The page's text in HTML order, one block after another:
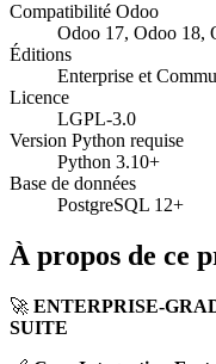
Compatibilité Odoo
Odoo 17, Odoo 18,
Éditions
Enterprise et
Licence
LGPL-3.0
Version Python requise
Python 3.10+
Base de données
PostgreSQL 12+
À propos de ce
🚀 ENTERPRISE-
SUITE